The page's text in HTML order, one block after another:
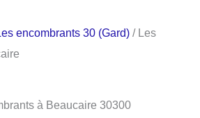
encombrants 30 (Gard) / Les
à Beaucaire 30300